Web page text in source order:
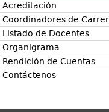
Acreditación
Coordinadores de
Listado de Docentes
Organigrama
Rendición de Cuentas
Contáctenos